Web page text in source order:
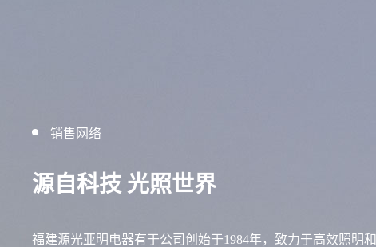
销售网络
源自科技 光照世界
福建源光亚明电器有于公司创始于1984年，致力于高效照明和